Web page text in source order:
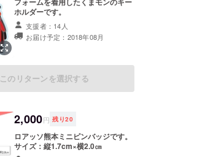
ホルダーです。
支援者：14人
お届け予定：2018年08月
このリターンを選択する
2,000円 残り20
ロアッソ熊本ミニピンバッジです。
サイズ：縦1.7cm×横2.0㎝